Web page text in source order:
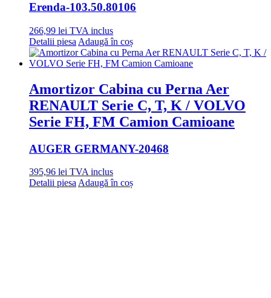
Erenda-103.50.80106
266,99 lei TVA inclus
Detalii piesa Adaugă în coș
Amortizor Cabina cu Perna Aer
RENAULT Serie C, T, K / VOLVO
Serie FH, FM Camion Camioane
AUGER GERMANY-20468
395,96 lei TVA inclus
Detalii piesa Adaugă în coș